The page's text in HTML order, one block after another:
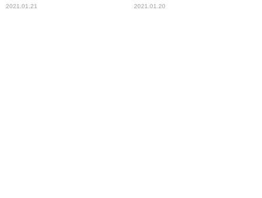
ップ版も登場！！
2021.01.21 まいもの大会(3)
2021.01.20